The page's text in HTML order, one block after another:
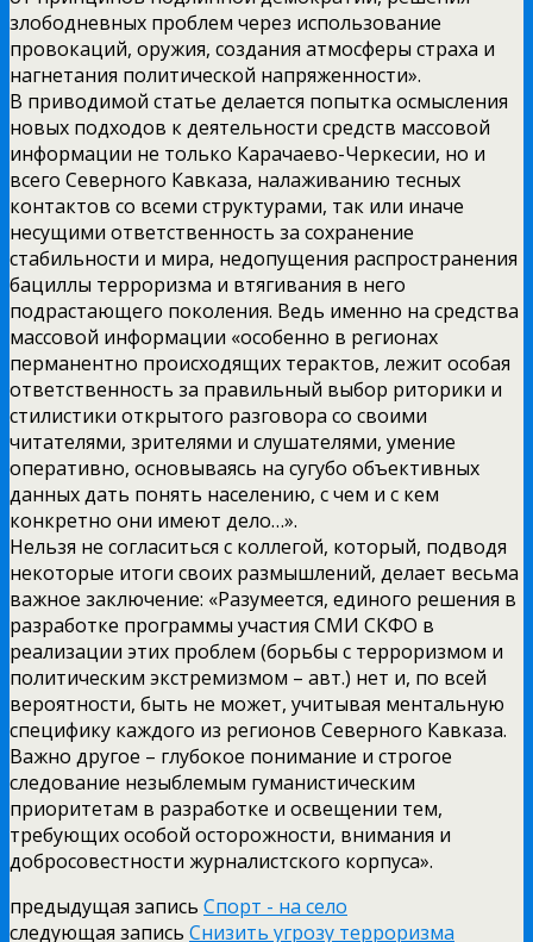
злободневных проблем через использование
провокаций, оружия, создания атмосферы страха и
нагнетания политической напряженности».
В приводимой статье делается попытка осмысления
новых подходов к деятельности средств массовой
информации не только Карачаево-Черкесии, но и
всего Северного Кавказа, налаживанию тесных
контактов со всеми структурами, так или иначе
несущими ответственность за сохранение
стабильности и мира, недопущения распространения
бациллы терроризма и втягивания в него
подрастающего поколения. Ведь именно на средства
массовой информации «особенно в регионах
перманентно происходящих терактов, лежит особая
ответственность за правильный выбор риторики и
стилистики открытого разговора со своими
читателями, зрителями и слушателями, умение
оперативно, основываясь на сугубо объективных
данных дать понять населению, с чем и с кем
конкретно они имеют дело…».
Нельзя не согласиться с коллегой, который, подводя
некоторые итоги своих размышлений, делает весьма
важное заключение: «Разумеется, единого решения в
разработке программы участия СМИ СКФО в
реализации этих проблем (борьбы с терроризмом и
политическим экстремизмом – авт.) нет и, по всей
вероятности, быть не может, учитывая ментальную
специфику каждого из регионов Северного Кавказа.
Важно другое – глубокое понимание и строгое
следование незыблемым гуманистическим
приоритетам в разработке и освещении тем,
требующих особой осторожности, внимания и
добросовестности журналистского корпуса».
предыдущая запись Спорт - на село
следующая запись Снизить угрозу терроризма